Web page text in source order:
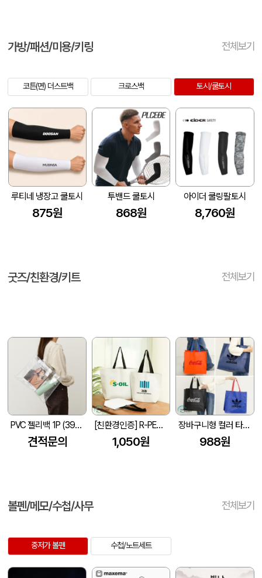
가방/패션/미용/키링 전체보기
코튼(면) 더스트백 크로스백 토시/쿨토시
루티네 냉장고 쿨토시
875원
투밴드 쿨토시
868원
아이더 쿨링팔토시
8,760원
굿즈/친환경/키트 전체보기
PVC 젤리백 1P (390x300mm)
견적문의
[친환경인증] R-PET 고밀도 리유저블백 (검정내피/170g)(S~XL)
1,050원
장바구니형 컬러 타포린백 대형(4색) (중량 140g±5)(400x250x400mm)
988원
볼펜/메모/수첩/사무 전체보기
중저가 볼펜 수첩/노트세트